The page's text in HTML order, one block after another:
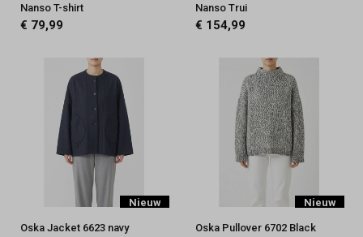
Nanso T-shirt
€ 79,99
Nanso Trui
€ 154,99
Nieuw
Oska Jacket 6623 navy
Nieuw
Oska Pullover 6702 Black